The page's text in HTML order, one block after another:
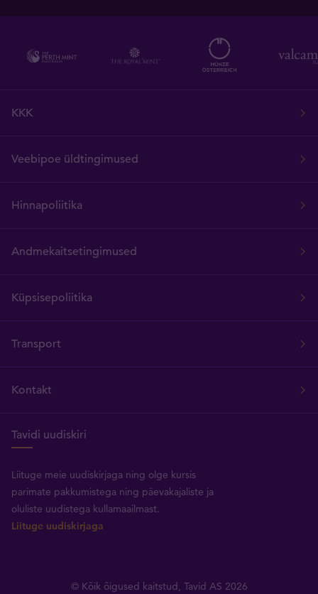
KKK
Veebipoe üldtingimused
Hinnapoliitika
Andmekaitsetingimused
Küpsisepoliitika
Transport
Kontakt
Tavidi uudiskiri
Liituge meie uudiskirjaga ning olge kursis
parimate pakkumistega ning päevakajaliste ja
oluliste uudistega kullamaailmast.
Liituge uudiskirjaga
© Kõik õigused kaitstud, Tavid AS 2026